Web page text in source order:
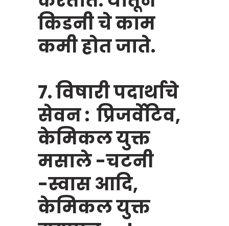
किडनी चे काम
कमी होत जाते.
7. विषारी पदार्थाचे
सेवन : प्रिजर्वेटिव,
केमिकल युक्त
मसाले -चटनी
-स्वास आदि,
केमिकल युक्त